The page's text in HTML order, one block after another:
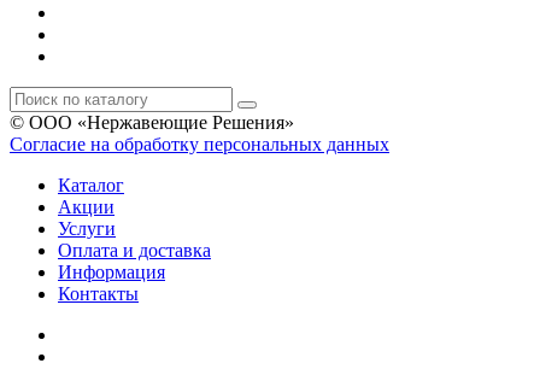
© ООО «Нержавеющие Решения»
Согласие на обработку персональных данных
Каталог
Акции
Услуги
Оплата и доставка
Информация
Контакты